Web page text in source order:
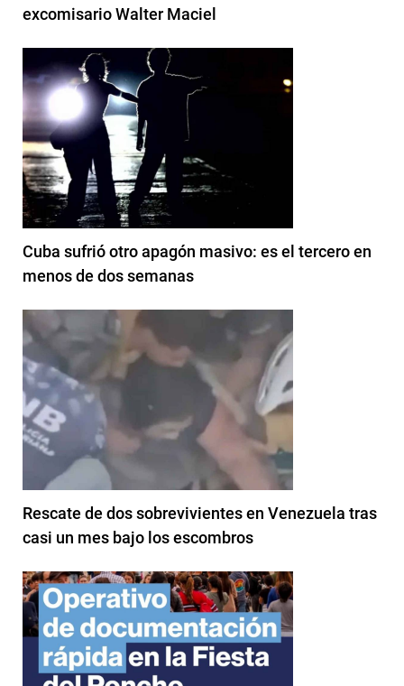
excomisario Walter Maciel
Cuba sufrió otro apagón masivo: es el tercero en
menos de dos semanas
Rescate de dos sobrevivientes en Venezuela tras
casi un mes bajo los escombros